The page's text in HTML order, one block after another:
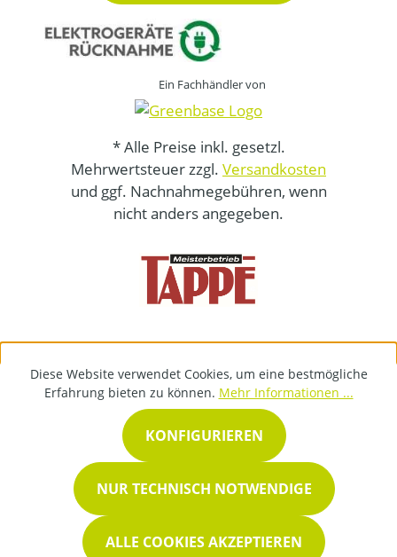
Ein Fachhändler von
* Alle Preise inkl. gesetzl.
Mehrwertsteuer zzgl. Versandkosten
und ggf. Nachnahmegebühren, wenn
nicht anders angegeben.
Diese Website verwendet Cookies, um eine bestmögliche
Erfahrung bieten zu können. Mehr Informationen ...
NUR TECHNISCH NOTWENDIGE
KONFIGURIEREN
ALLE COOKIES AKZEPTIEREN